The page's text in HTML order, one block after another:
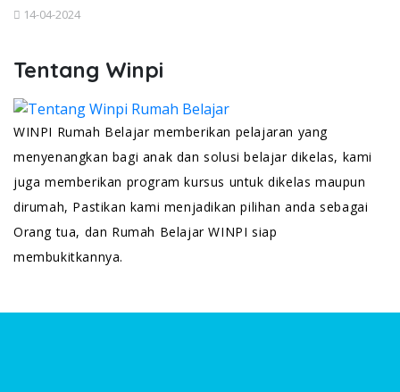
14-04-2024
Tentang Winpi
WINPI Rumah Belajar memberikan pelajaran yang
menyenangkan bagi anak dan solusi belajar dikelas, kami
juga memberikan program kursus untuk dikelas maupun
dirumah, Pastikan kami menjadikan pilihan anda sebagai
Orang tua, dan Rumah Belajar WINPI siap
membukitkannya.